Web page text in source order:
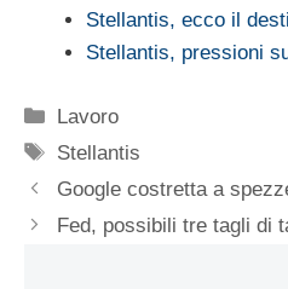
Stellantis, ecco il
Stellantis, pressioni
Categorie
Lavoro
Tag
Stellantis
Google costretta a
Fed, possibili tre tagli di